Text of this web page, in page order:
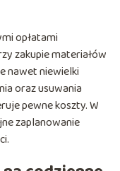
opłatami
zakupie materiałów
nawet niewielki
oraz usuwania
pewne koszty. W
zaplanowanie